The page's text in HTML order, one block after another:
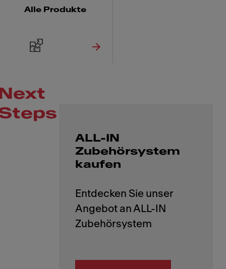
Alle Produkte
ALL-IN
Zubehörsystem
kaufen
Entdecken Sie unser
Angebot an ALL-IN